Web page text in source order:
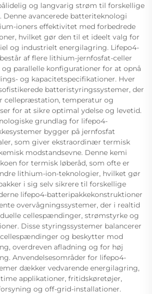
og langvarig strøm til forskellige
Denne avancerede batteriteknologi
ioners effektivitet med forbedrede
hvilket gør den til et ideelt valg for
og industrielt energilagring. Lifepo4-
af flere lithium-jernfosfat-celler
parallelle konfigurationer for at opnå
og kapacitetspecifikationer. Hver
batteristyringssystemer, der
cellepræstation, temperatur og
for at sikre optimal ydelse og levetid.
grundlag for lifepo4-
bygger på jernfosfat
som giver ekstraordinær termisk
modstandsevne. Denne kemi
for termisk løberåd, som ofte er
lithium-ion-teknologier, hvilket gør
i sig selv sikrere til forskellige
lifepo4-batteripakkekonstruktioner
overvågningssystemer, der i realtid
cellespændinger, strømstyrke og
Disse styringssystemer balancerer
og beskytter mod
overdreven afladning og for høj
Anvendelsesområder for lifepo4-
dækker vedvarende energilagring,
applikationer, fritidskøretøjer,
og off-grid-installationer.